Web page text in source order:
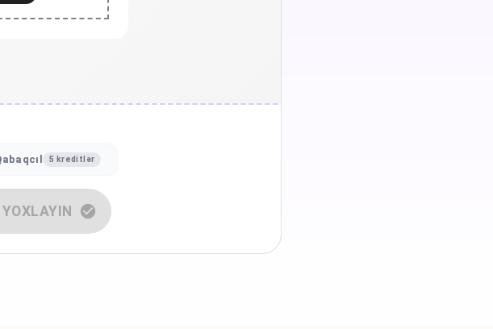
5 kreditlər